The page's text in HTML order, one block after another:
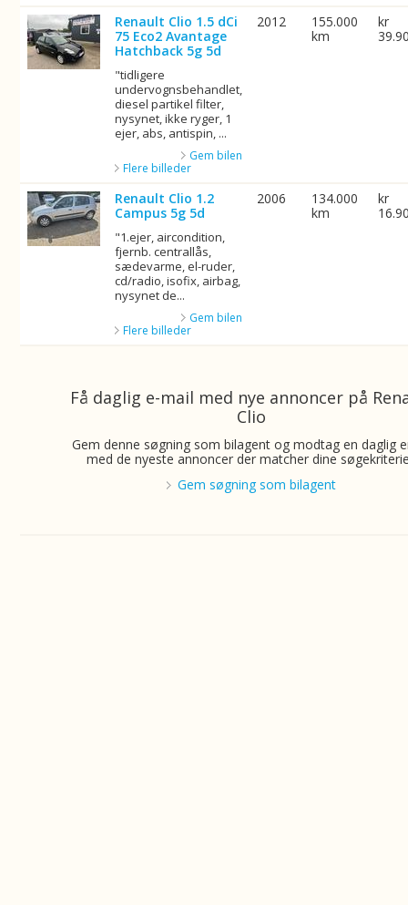
Renault Clio 1.5 dCi
75 Eco2 Avantage
Hatchback 5g 5d
"tidligere
undervognsbehandlet,
diesel partikel filter,
nysynet, ikke ryger, 1
ejer, abs, antispin, ...
Gem bilen
Flere billeder
2012
155.000
km
kr
Renault Clio 1.2
Campus 5g 5d
"1.ejer, aircondition,
fjernb. centrallås,
sædevarme, el-ruder,
cd/radio, isofix, airbag,
nysynet de...
Gem bilen
Flere billeder
2006
134.000
km
kr
Få daglig e-mail med nye annoncer på
Clio
Gem denne søgning som bilagent og modtag en daglig
med de nyeste annoncer der matcher dine
Gem søgning som bilagent